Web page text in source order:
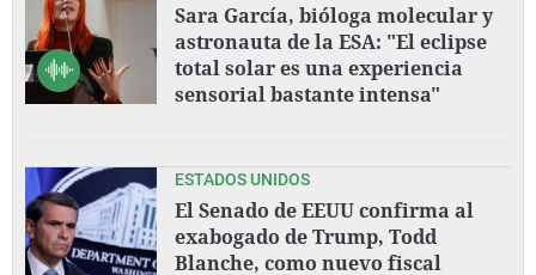
Sara García, bióloga molecular y
astronauta de la ESA: "El eclipse
total solar es una experiencia
sensorial bastante intensa"
ESTADOS UNIDOS
El Senado de EEUU confirma al
exabogado de Trump, Todd
Blanche, como nuevo fiscal